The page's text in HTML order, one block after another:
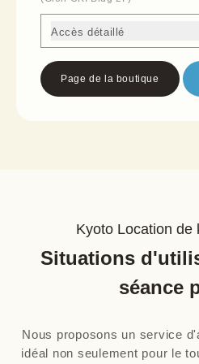
Accès détaillé
Page de la boutique
Kyoto Location de
Situations
séance
Nous proposons un service
idéal non seulement pour le